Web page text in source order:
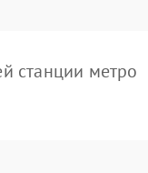
станции метро